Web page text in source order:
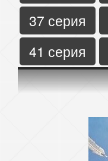
37 серия
41 серия
45 серия